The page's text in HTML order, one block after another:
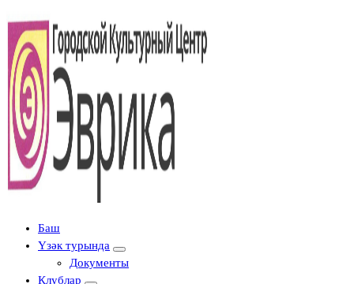
Городской культурный центр, г. Набережные Челны
Баш
Үзәк турында
Документы
Клублар